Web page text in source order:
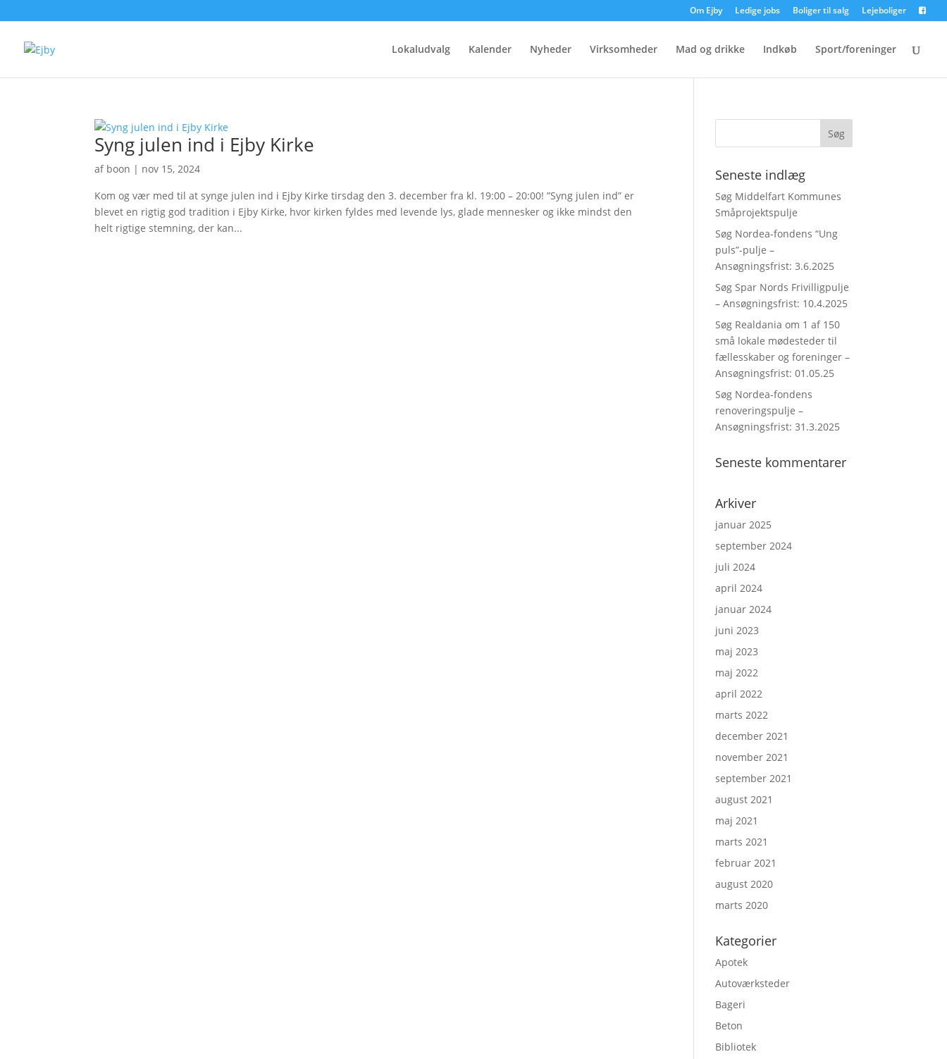
Om Ejby Ledige jobs Boliger til salg Lejeboliger
Lokaludvalg Kalender Nyheder Virksomheder Mad og drikke Indkøb Sport/foreninger
Syng julen ind i Ejby Kirke
af boon | nov 15, 2024
Kom og vær med til at synge julen ind i Ejby Kirke tirsdag den 3. december fra kl. 19:00 – 20:00! ”Syng julen ind” er
blevet en rigtig god tradition i Ejby Kirke, hvor kirken fyldes med levende lys, glade mennesker og ikke mindst den
helt rigtige stemning, der kan...
Seneste indlæg
Søg Middelfart Kommunes
Småprojektspulje
Søg Nordea-fondens “Ung
puls”-pulje –
Ansøgningsfrist: 3.6.2025
Søg Spar Nords Frivilligpulje
– Ansøgningsfrist: 10.4.2025
Søg Realdania om 1 af 150
små lokale mødesteder til
fællesskaber og foreninger –
Ansøgningsfrist: 01.05.25
Søg Nordea-fondens
renoveringspulje –
Ansøgningsfrist: 31.3.2025
Seneste kommentarer
Arkiver
januar 2025
september 2024
juli 2024
april 2024
januar 2024
juni 2023
maj 2023
maj 2022
april 2022
marts 2022
december 2021
november 2021
september 2021
august 2021
maj 2021
marts 2021
februar 2021
august 2020
marts 2020
Kategorier
Apotek
Autoværksteder
Bageri
Beton
Bibliotek